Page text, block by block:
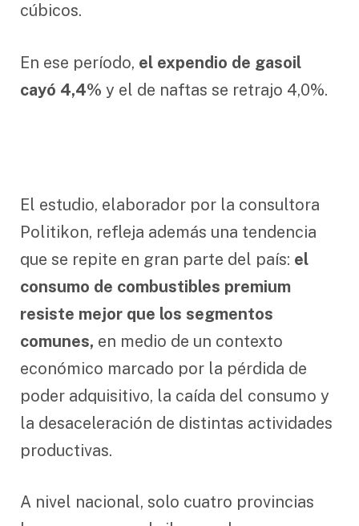
cúbicos.
En ese período, el expendio de gasoil
cayó 4,4% y el de naftas se retrajo 4,0%.
El estudio, elaborador por la consultora
Politikon, refleja además una tendencia
que se repite en gran parte del país: el
consumo de combustibles premium
resiste mejor que los segmentos
comunes, en medio de un contexto
económico marcado por la pérdida de
poder adquisitivo, la caída del consumo y
la desaceleración de distintas actividades
productivas.
A nivel nacional, solo cuatro provincias